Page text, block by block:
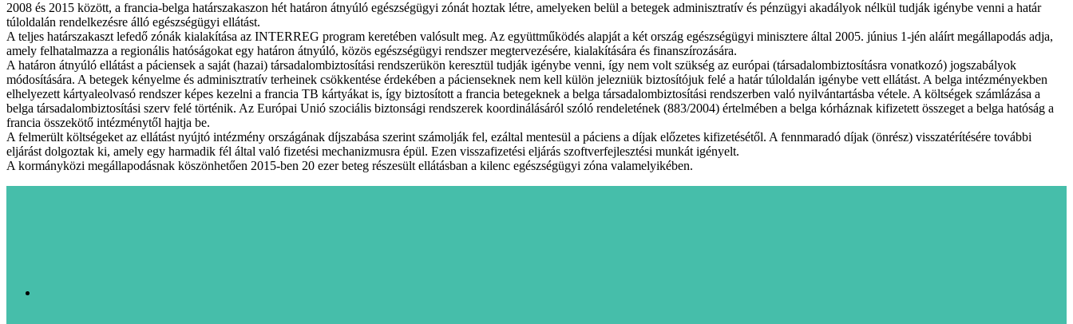
2008 és 2015 között, a francia-belga határszakaszon hét határon átnyúló egészségügyi zónát hoztak létre, amelyeken belül a betegek adminisztratív és pénzügyi akadályok nélkül tudják igénybe venni a határ
túloldalán rendelkezésre álló egészségügyi ellátást.
A teljes határszakaszt lefedő zónák kialakítása az INTERREG program keretében valósult meg. Az együttműködés alapját a két ország egészségügyi minisztere által 2005. június 1-jén aláírt megállapodás adja,
amely felhatalmazza a regionális hatóságokat egy határon átnyúló, közös egészségügyi rendszer megtervezésére, kialakítására és finanszírozására.
A határon átnyúló ellátást a páciensek a saját (hazai) társadalombiztosítási rendszerükön keresztül tudják igénybe venni, így nem volt szükség az európai (társadalombiztosításra vonatkozó) jogszabályok
módosítására. A betegek kényelme és adminisztratív terheinek csökkentése érdekében a pácienseknek nem kell külön jelezniük biztosítójuk felé a határ túloldalán igénybe vett ellátást. A belga intézményekben
elhelyezett kártyaleolvasó rendszer képes kezelni a francia TB kártyákat is, így biztosított a francia betegeknek a belga társadalombiztosítási rendszerben való nyilvántartásba vétele. A költségek számlázása a
belga társadalombiztosítási szerv felé történik. Az Európai Unió szociális biztonsági rendszerek koordinálásáról szóló rendeletének (883/2004) értelmében a belga kórháznak kifizetett összeget a belga hatóság a
francia összekötő intézménytől hajtja be.
A felmerült költségeket az ellátást nyújtó intézmény országának díjszabása szerint számolják fel, ezáltal mentesül a páciens a díjak előzetes kifizetésétől. A fennmaradó díjak (önrész) visszatérítésére további
eljárást dolgoztak ki, amely egy harmadik fél által való fizetési mechanizmusra épül. Ezen visszafizetési eljárás szoftverfejlesztési munkát igényelt.
A kormányközi megállapodásnak köszönhetően 2015-ben 20 ezer beteg részesült ellátásban a kilenc egészségügyi zóna valamelyikében.